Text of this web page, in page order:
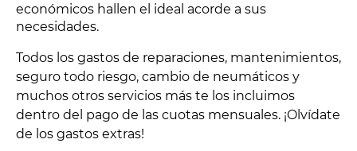
económicos hallen el ideal acorde a sus
necesidades.
Todos los gastos de reparaciones, mantenimientos,
seguro todo riesgo, cambio de neumáticos y
muchos otros servicios más te los incluimos
dentro del pago de las cuotas mensuales. ¡Olvídate
de los gastos extras!